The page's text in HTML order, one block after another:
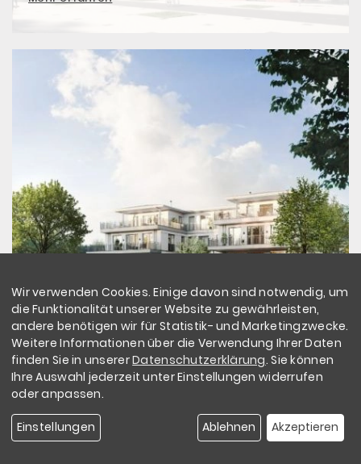
Lübeck - Innenstadt
Kleiner
Heimathafen
Mehr erfahren
Wir verwenden Cookies. Einige davon sind notwendig, um
die Funktionalität unserer Website zu gewährleisten,
andere benötigen wir für Statistik- und Marketingzwecke.
Weitere Informationen über die Verwendung Ihrer Daten
finden Sie in unsererDatenschutzerklärung. Sie können
Ihre Auswahl jederzeit unter Einstellungen widerrufen
oder anpassen.
Einstellungen Ablehnen Akzeptieren